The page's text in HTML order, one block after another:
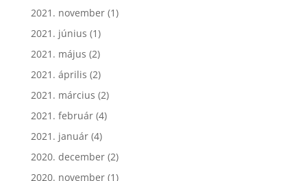
2021. november(1)
2021. június (1)
2021. május (2)
2021. április (2)
2021. március (2)
2021. február(4)
2021. január(4)
2020. december(2)
2020. november(1)